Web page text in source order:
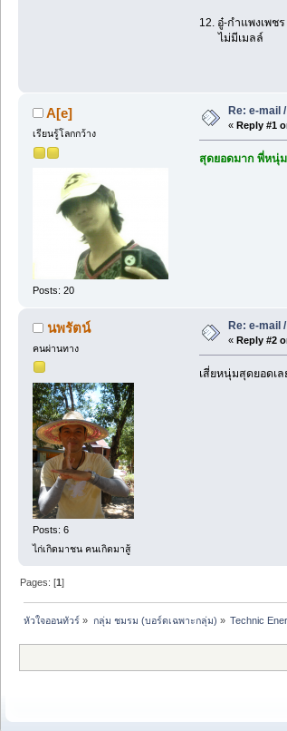
12. อู๋-กำแพงเพชร
ไม่มีเมลล์
A[e]
เรียนรู้โลกกว้าง
Posts: 20
Re: e-mail
« Reply #1
สุดยอดมาก พี่หนุ่
นพรัตน์
คนผ่านทาง
Posts: 6
ไก่เกิดมาชน คนเกิดมาสู้
Re: e-mail
« Reply #2
เสี่ยหนุ่มสุดยอดเล
Pages: [1]
หัวใจออนทัวร์ » กลุ่ม ชมรม (บอร์ดเฉพาะกลุ่ม) » Technic